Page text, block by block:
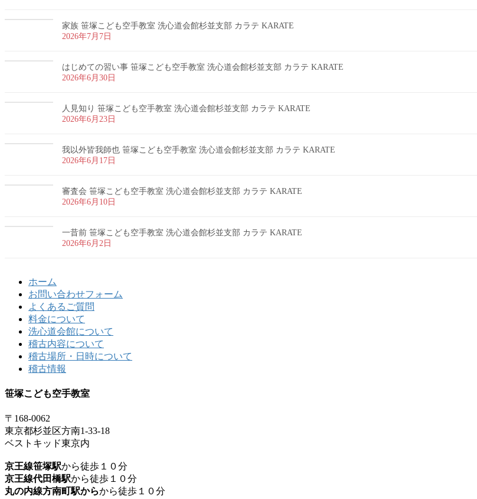
家族 笹塚こども空手教室 洗心道会館杉並支部 カラテ KARATE
2026年7月7日
はじめての習い事 笹塚こども空手教室 洗心道会館杉並支部 カラテ KARATE
2026年6月30日
人見知り 笹塚こども空手教室 洗心道会館杉並支部 カラテ KARATE
2026年6月23日
我以外皆我師也 笹塚こども空手教室 洗心道会館杉並支部 カラテ KARATE
2026年6月17日
審査会 笹塚こども空手教室 洗心道会館杉並支部 カラテ KARATE
2026年6月10日
一昔前 笹塚こども空手教室 洗心道会館杉並支部 カラテ KARATE
2026年6月2日
ホーム
お問い合わせフォーム
よくあるご質問
料金について
洗心道会館について
稽古内容について
稽古場所・日時について
稽古情報
笹塚こども空手教室
〒168-0062
東京都杉並区方南1-33-18
ベストキッド東京内
京王線笹塚駅から徒歩１０分
京王線代田橋駅から徒歩１０分
丸の内線方南町駅からから徒歩１０分